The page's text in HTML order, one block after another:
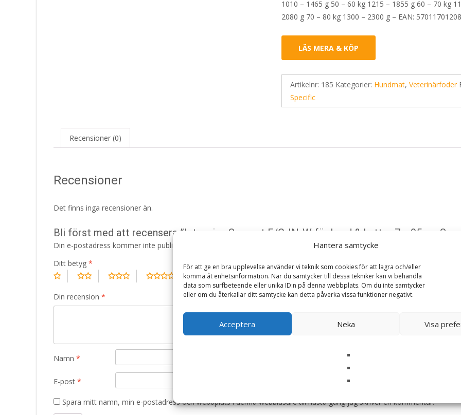
Hantera samtycke
För att ge en bra upplevelse använder vi teknik som cookies för att lagra och/eller
komma åt enhetsinformation. När du samtycker till dessa tekniker kan vi behandla
data som surfbeteende eller unika ID:n på denna webbplats. Om du inte samtycker
eller om du återkallar ditt samtycke kan detta påverka vissa funktioner negativt.
Acceptera Neka Visa
1010 – 1465 g 50 – 60 kg 1215 – 1855 g 60 – 70 kg
2080 g 70 – 80 kg 1300 – 2300 g – EAN:
LÄS MERA & KÖP
Artikelnr: 185 Kategorier: Hundmat,Veterinärfoder
Specific
Recensioner (0)
Recensioner
Det finns inga recensioner än.
Bli först med att recensera ”Intensive Support F/C-IN-W för hund & katt – 7 x 95g –
Din e-postadress kommer inte publiceras.
Ditt betyg *
Din recension *
Namn *
E-post *
Spara mitt namn, min e-postadress och webbplats i denna webbläsare till nästa gång jag skriver en kommentar.